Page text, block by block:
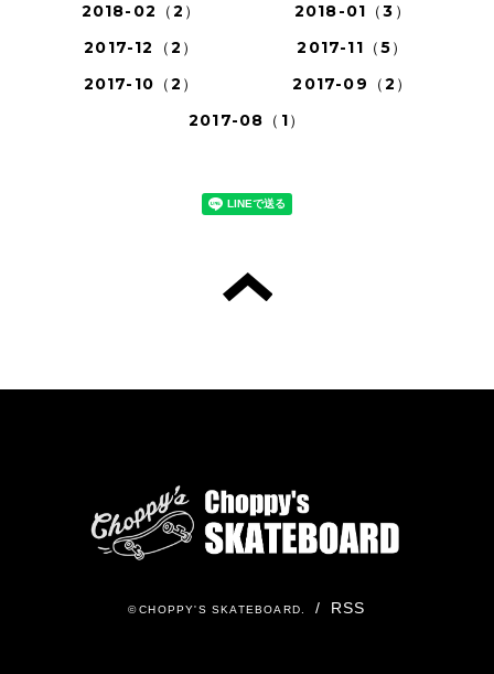
2018-02（2）
2018-01（3）
2017-12（2）
2017-11（5）
2017-10（2）
2017-09（2）
2017-08（1）
©CHOPPY'S SKATEBOARD / RSS